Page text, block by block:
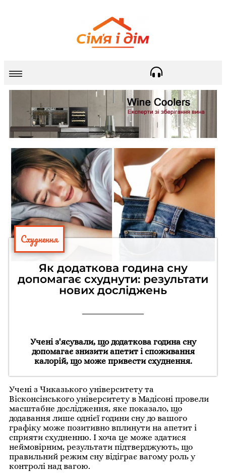
Схуднення
Як додаткова година сну
допомагає схуднути: результати
нових досліджень
Учені з'ясували, що додаткова година сну
допомагає знизити апетит і споживання
калорій, що може привести схуднення.
Учені з Чиказького університету та
Вісконсінського університету в Мадісоні провели
масштабне дослідження, яке показало, що
додавання лише однієї години сну до вашого
графіку може позитивно вплинути на апетит і
сприяти схудненню. І хоча це може здатися
неймовірним, результати підтверджують, що
правильний режим сну відіграє вагому роль у
контролі над вагою.